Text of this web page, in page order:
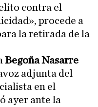
contra el
procede a
la retirada de la
Begoña Nasarre
adjunta del
en el
ayer ante la